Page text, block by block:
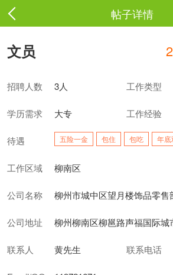
帖子详情
文员
招聘人数 3人 工作类型
学历需求 大专 工作经验
待遇 五险一金 包住 包吃 年底
工作区域 柳南区
公司名称 柳州市城中区望月楼饰品零售
公司地址 柳州柳南区柳邕路声福国际城
联系人 黄先生 联系电话